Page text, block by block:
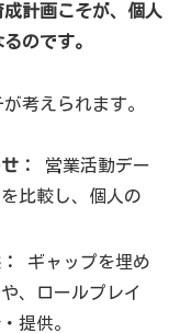
計画こそが、個人
のです。
考えられます。
：
営業活動デー
比較し、個人の
ギャップを埋め
、ロールプレイ
提供。